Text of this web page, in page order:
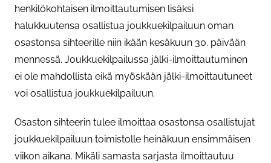
henkilökohtaisen ilmoittautumisen lisäksi
halukkuutensa osallistua joukkuekilpailuun oman
osastonsa sihteerille niin ikään kesäkuun 30. päivään
mennessä. Joukkuekilpailussa jälki-ilmoittautuminen
ei ole mahdollista eikä myöskään jälki-ilmoittautuneet
voi osallistua joukkuekilpailuun.
Osaston sihteerin tulee ilmoittaa osastonsa osallistujat
joukkuekilpailuun toimistolle heinäkuun ensimmäisen
viikon aikana. Mikäli samasta sarjasta ilmoittautuu